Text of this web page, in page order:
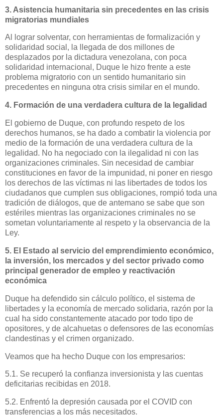
3. Asistencia humanitaria sin precedentes en las crisis
migratorias mundiales
Al lograr solventar, con herramientas de formalización y
solidaridad social, la llegada de dos millones de
desplazados por la dictadura venezolana, con poca
solidaridad internacional, Duque le hizo frente a este
problema migratorio con un sentido humanitario sin
precedentes en ninguna otra crisis similar en el mundo.
4. Formación de una verdadera cultura de la legalidad
El gobierno de Duque, con profundo respeto de los
derechos humanos, se ha dado a combatir la violencia por
medio de la formación de una verdadera cultura de la
legalidad. No ha negociado con la ilegalidad ni con las
organizaciones criminales. Sin necesidad de cambiar
constituciones en favor de la impunidad, ni poner en riesgo
los derechos de las víctimas ni las libertades de todos los
ciudadanos que cumplen sus obligaciones, rompió toda una
tradición de diálogos, que de antemano se sabe que son
estériles mientras las organizaciones criminales no se
sometan voluntariamente al respeto y la observancia de la
Ley.
5. El Estado al servicio del emprendimiento económico,
la inversión, los mercados y del sector privado como
principal generador de empleo y reactivación
económica
Duque ha defendido sin cálculo político, el sistema de
libertades y la economía de mercado solidaria, razón por la
cual ha sido constantemente atacado por todo tipo de
opositores, y de alcahuetas o defensores de las economías
clandestinas y el crimen organizado.
Veamos que ha hecho Duque con los empresarios:
5.1. Se recuperó la confianza inversionista y las cuentas
deficitarias recibidas en 2018.
5.2. Enfrentó la depresión causada por el COVID con
transferencias a los más necesitados.